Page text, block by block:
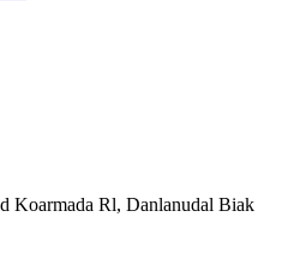
Koarmada Rl, Danlanudal Biak